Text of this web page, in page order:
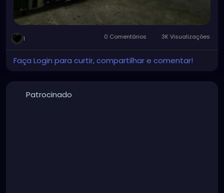
1 0 Comentários 3K Visualizações
Faça Login para curtir, compartilhar e comentar!
Patrocinado